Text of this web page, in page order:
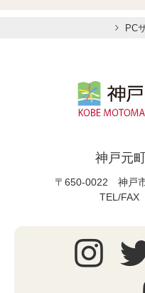
PC
神戸元
〒650-0022 神戸
TEL/FAX